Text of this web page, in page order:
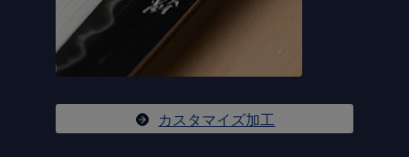
カスタマイズ加工